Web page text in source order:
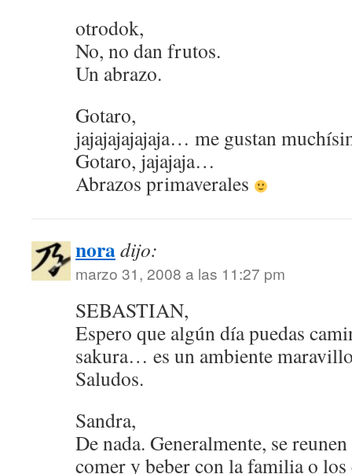
otrodok,
No, no dan frutos.
Un abrazo.
Gotaro,
jajajajajajaja… me gustan
Gotaro, jajajaja…
Abrazos primaverales
noradijo:
marzo 31, 2008 a las 11:27 pm
SEBASTIAN,
Espero que algún día puedas
sakura… es un ambiente
Saludos.
Sandra,
De nada. Generalmente, se
comer y beber con la familia o los